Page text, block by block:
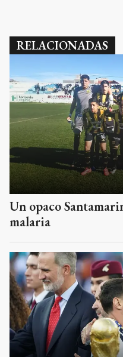
RELACIONADAS
Un opaco
malaria